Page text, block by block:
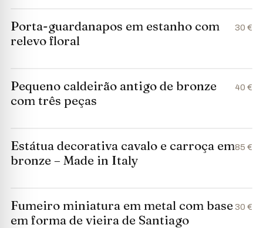
Porta-guardanapos em estanho com
relevo floral
30 €
Pequeno caldeirão antigo de bronze
com três peças
40 €
Estátua decorativa cavalo e carroça em
bronze – Made in Italy
85 €
Fumeiro miniatura em metal com base
em forma de vieira de Santiago
30 €